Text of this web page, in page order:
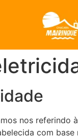
nos
com